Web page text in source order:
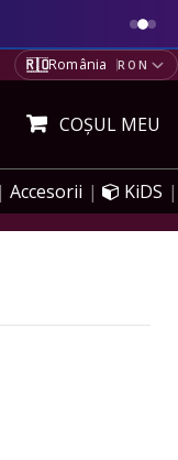
🇷🇴România RON
COȘUL MEU
Accesorii KiDS